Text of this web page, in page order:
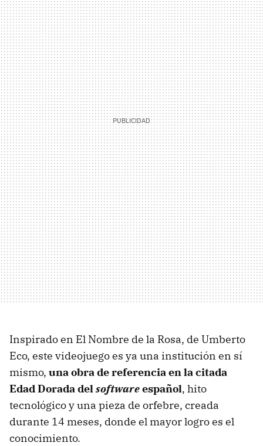
Inspirado en El Nombre de la Rosa, de Umberto
Eco, este videojuego es ya una institución en sí
mismo, una obra de referencia en la citada
Edad Dorada delsoftwareespañol, hito
tecnológico y una pieza de orfebre, creada
durante 14 meses, donde el mayor logro es el
conocimiento.